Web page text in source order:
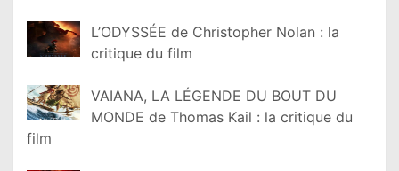
L’ODYSSÉE de Christopher Nolan : la
critique du film
VAIANA, LA LÉGENDE DU BOUT DU
MONDE de Thomas Kail : la critique du
film